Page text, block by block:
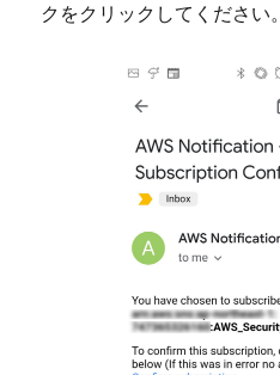
クをクリックしてください。